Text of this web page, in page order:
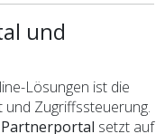
und
Lösungen ist die
Zugriffssteuerung.
setzt auf